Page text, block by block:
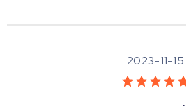
2023-11-15